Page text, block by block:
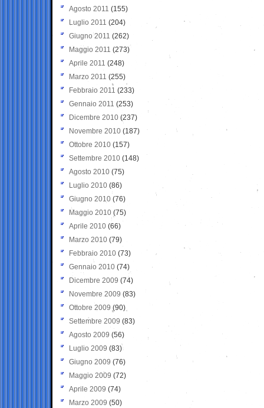
Agosto 2011 (155)
Luglio 2011 (204)
Giugno 2011 (262)
Maggio 2011 (273)
Aprile 2011 (248)
Marzo 2011 (255)
Febbraio 2011 (233)
Gennaio 2011 (253)
Dicembre 2010 (237)
Novembre 2010 (187)
Ottobre 2010 (157)
Settembre 2010 (148)
Agosto 2010 (75)
Luglio 2010 (86)
Giugno 2010 (76)
Maggio 2010 (75)
Aprile 2010 (66)
Marzo 2010 (79)
Febbraio 2010 (73)
Gennaio 2010 (74)
Dicembre 2009 (74)
Novembre 2009 (83)
Ottobre 2009 (90)
Settembre 2009 (83)
Agosto 2009 (56)
Luglio 2009 (83)
Giugno 2009 (76)
Maggio 2009 (72)
Aprile 2009 (74)
Marzo 2009 (50)